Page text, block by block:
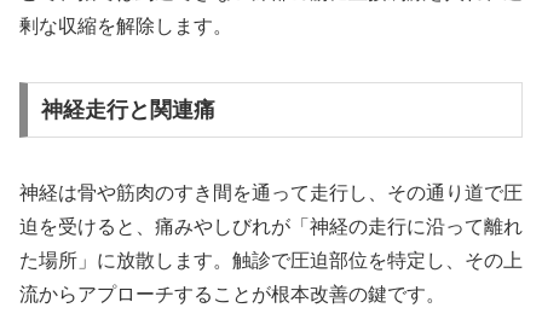
剰な収縮を解除します。
神経走行と関連痛
神経は骨や筋肉のすき間を通って走行し、その通り道で圧
迫を受けると、痛みやしびれが「神経の走行に沿って離れ
た場所」に放散します。触診で圧迫部位を特定し、その上
流からアプローチすることが根本改善の鍵です。